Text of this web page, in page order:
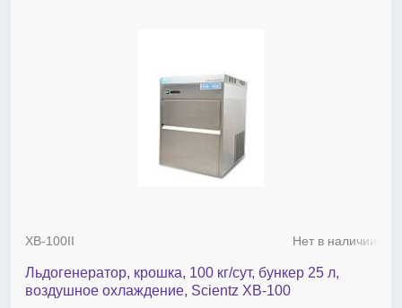
XB-100II Нет в наличии
Льдогенератор, крошка, 100 кг/сут, бункер 25 л,
воздушное охлаждение, Scientz XB-100